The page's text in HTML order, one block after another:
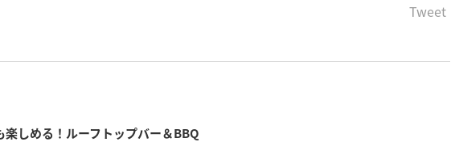
Tweet
楽しめる！ルーフトップバー＆BBQ